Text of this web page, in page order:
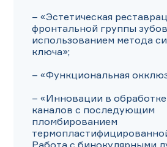
– «Эстетическая
фронтальной группы
использованием метода
ключа»;
– «Функциональная
– «Инновации в
каналов с последующим
пломбированием
Работа с бинокулярными